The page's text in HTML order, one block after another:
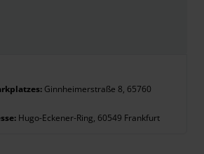
Ginnheimerstraße 8, 65760
Hugo-Eckener-Ring, 60549 Frankfurt